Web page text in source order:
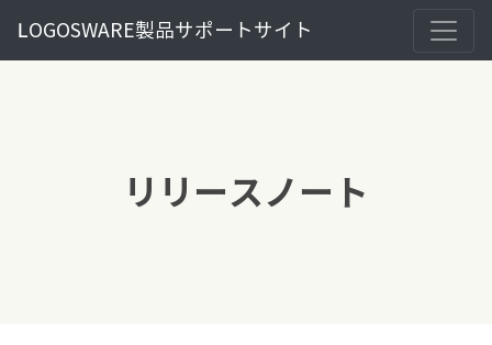
LOGOSWARE製品サポートサイト
リリースノート